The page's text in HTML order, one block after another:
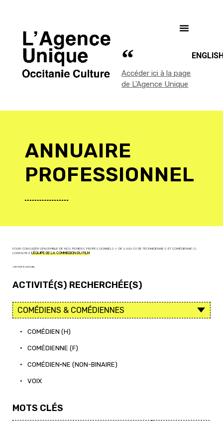
Accéder ici à la page
de L'Agence Unique
ANNUAIRE
PROFESSIONNEL
POUR CONSULTER L'ENSEMBLE DE NOS FICHIERS PROFESSIONNELS (+ DE 2 000 CV DE TECHNICIEN·NE·S ET COMÉDIEN·NE·S),
CONTACTEZ L'ÉQUIPE DE LA COMMISSION DU FILM
< RETOUR À L'ACCUEIL
ACTIVITÉ(S) RECHERCHÉE(S)
• COMÉDIEN (H)
• COMÉDIENNE (F)
• COMÉDIEN·NE (NON-BINAIRE)
• VOIX
MOTS CLÉS